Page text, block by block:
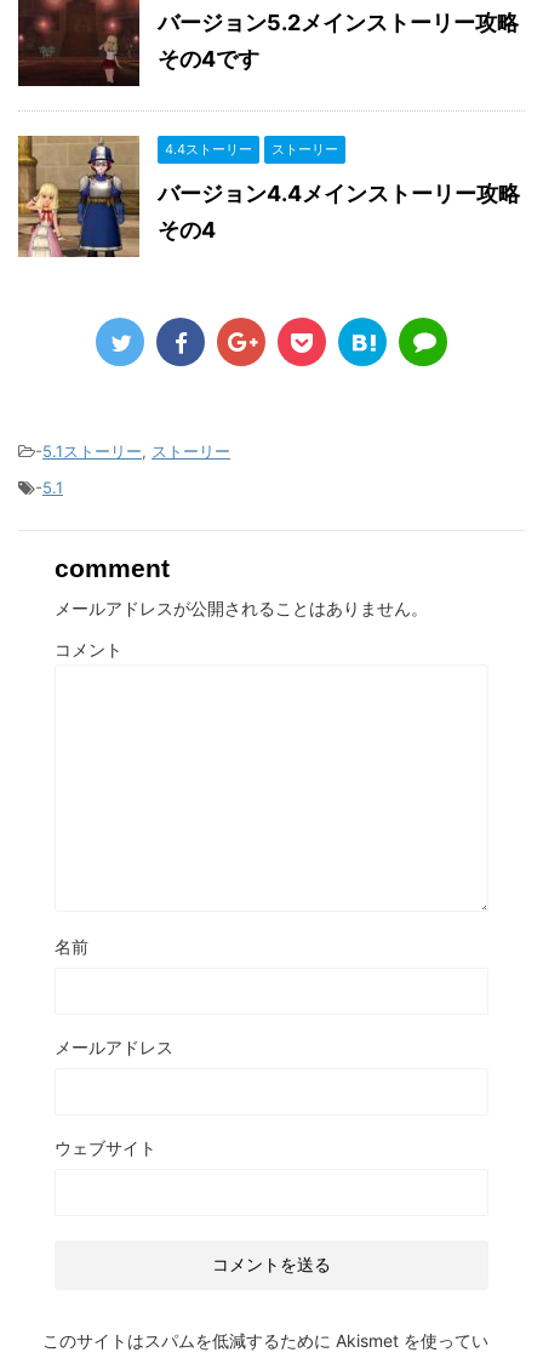
バージョン5.2メインストーリー攻略
その4です
4.4ストーリー ストーリー
バージョン4.4メインストーリー攻略
その4
-5.1ストーリー, ストーリー
-5.1
comment
メールアドレスが公開されることはありません。
コメント
名前
メールアドレス
ウェブサイト
このサイトはスパムを低減するために Akismet を使ってい